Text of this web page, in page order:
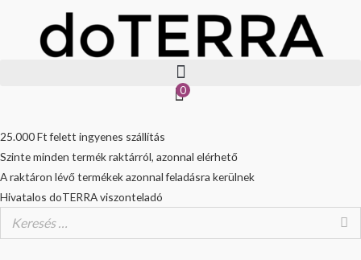
0
25.000 Ft felett ingyenes szállítás
Szinte minden termék raktárról, azonnal elérhető
A raktáron lévő termékek azonnal feladásra kerülnek
Hivatalos doTERRA viszonteladó